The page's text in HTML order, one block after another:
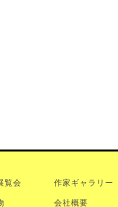
覧会 作家ギャラリー
会社概要